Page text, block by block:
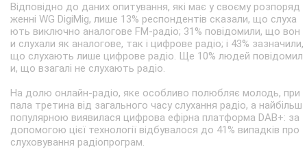
Відповідно до даних опитування, які має у своєму розпоряд
женні WG DigiMig, лише 13% респондентів сказали, що слуха
ють виключно аналогове FM-радіо; 31% повідомили, що вон
и слухали як аналогове, так і цифрове радіо; і 43% зазначили,
що слухають лише цифрове радіо. Ще 10% людей повідомил
и, що взагалі не слухають радіо.
На долю онлайн-радіо, яке особливо полюбляє молодь, при
пала третина від загального часу слухання радіо, а найбільш
популярною виявилася цифрова ефірна платформа DAB+: за
допомогою цієї технології відбувалося до 41% випадків про
слуховування радіопрограм.